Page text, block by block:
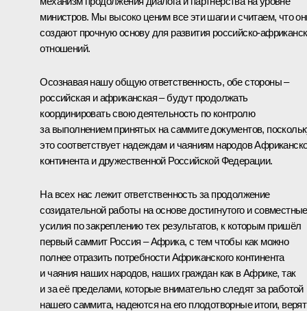
министров. Мы высоко ценим все эти шаги и считаем, что
создают прочную основу для развития российско-
отношений.
Осознавая нашу общую ответственность, обе стороны –
российская и африканская – будут продолжать
координировать свою деятельность по контролю
за выполнением принятых на саммите документов,
это соответствует надеждам и чаяниям народов
континента и дружественной Российской Федерации.
На всех нас лежит ответственность за продолжение
созидательной работы на основе достигнутого и совместные
усилия по закреплению тех результатов, к которым пришёл
первый саммит Россия – Африка, с тем чтобы как можно
полнее отразить потребности Африканского континента
и чаяния наших народов, наших граждан как в Африке, так
и за её пределами, которые внимательно следят за работой
нашего саммита, надеются на его плодотворные итоги, верят